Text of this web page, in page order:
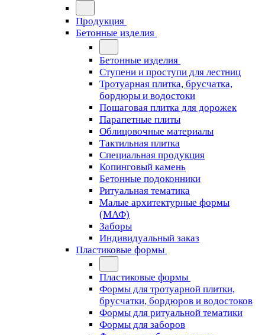
Продукция
Бетонные изделия
Бетонные изделия
Ступени и проступи для лестниц
Тротуарная плитка, брусчатка,
бордюры и водостоки
Пошаговая плитка для дорожек
Парапетные плиты
Облицовочные материалы
Тактильная плитка
Специальная продукция
Копинговый камень
Бетонные подоконники
Ритуальная тематика
Малые архитектурные формы
(МАФ)
Заборы
Индивидуальный заказ
Пластиковые формы
Пластиковые формы
Формы для тротуарной плитки,
брусчатки, бордюров и водостоков
Формы для ритуальной тематики
Формы для заборов